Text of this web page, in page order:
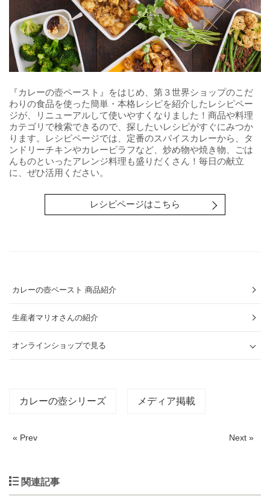
『カレーの壺ペースト』をはじめ、第３世界ショップのこだ
わりの食品を使った簡単・本格レシピを紹介したレシピペー
ジが、リニューアルして使いやすくなりました！商品や料理
カテゴリで検索できるので、探したいレシピがすぐにみつか
ります。レシピページでは、定番のスパイスカレーから、タ
ンドリーチキンやカレーピラフなど、炒め物や焼き物、ごは
んものといったアレンジ料理も盛りだくさん！毎日の献立
に、ぜひ活用ください。
レシピページはこちら
カレーの壺ペースト 商品紹介
生産者マリオさんの紹介
オンラインショップで見る
カレーの壺シリーズ メディア掲載
« Prev Next »
関連記事